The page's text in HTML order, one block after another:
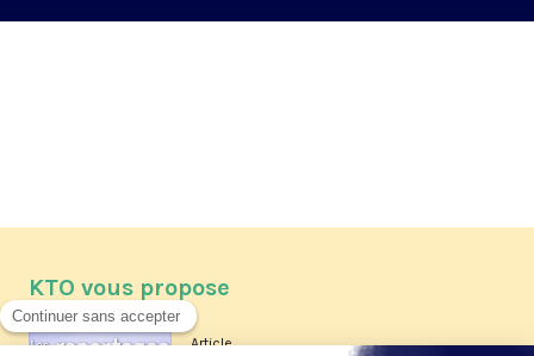
KTO vous propose
Article